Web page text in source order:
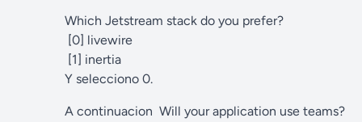
Which Jetstream stack do you prefer?
[0] livewire
[1] inertia
Y selecciono 0.
A continuacion Will your application use teams?